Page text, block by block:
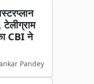
CBI ने
Pandey